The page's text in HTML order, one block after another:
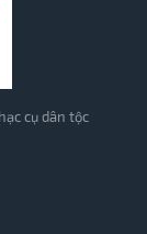
cụ dân tộc